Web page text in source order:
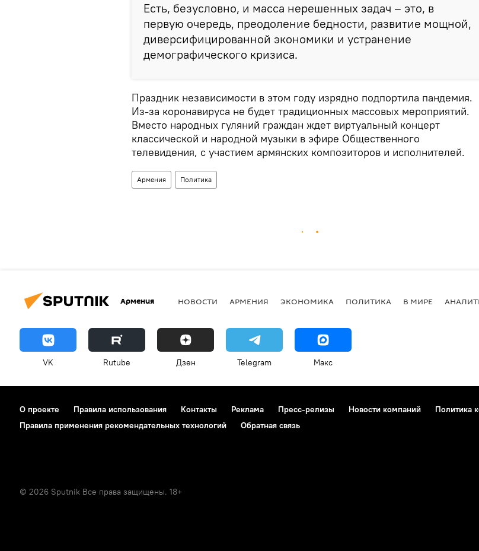
Есть, безусловно, и масса нерешенных задач – это, в
первую очередь, преодоление бедности, развитие мощной,
диверсифицированной экономики и устранение
демографического кризиса.
Праздник независимости в этом году изрядно подпортила пандемия.
Из-за коронавируса не будет традиционных массовых мероприятий.
Вместо народных гуляний граждан ждет виртуальный концерт
классической и народной музыки в эфире Общественного
телевидения, с участием армянских композиторов и исполнителей.
Армения Политика
Армения НОВОСТИ АРМЕНИЯ ЭКОНОМИКА ПОЛИТИКА В МИРЕ
VK Rutube Дзен Telegram Макс
О проекте Правила использования Контакты Реклама Пресс-релизы Новости компаний Политика
Правила применения рекомендательных технологий
Обратная связь
© 2026 Sputnik Все права защищены. 18+